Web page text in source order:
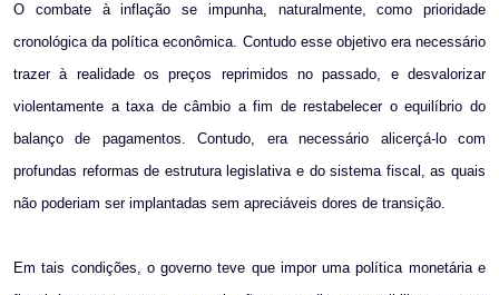
O combate à inflação se impunha, naturalmente, como prioridade
cronológica da política econômica. Contudo esse objetivo era necessário
trazer à realidade os preços reprimidos no passado, e desvalorizar
violentamente a taxa de câmbio a fim de restabelecer o equilíbrio do
balanço de pagamentos. Contudo, era necessário alicerçá-lo com
profundas reformas de estrutura legislativa e do sistema fiscal, as quais
não poderiam ser implantadas sem apreciáveis dores de transição.
Em tais condições, o governo teve que impor uma política monetária e